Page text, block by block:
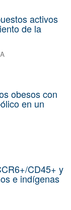
activos
de la
obesos con
en un
CD45+ y
e indígenas